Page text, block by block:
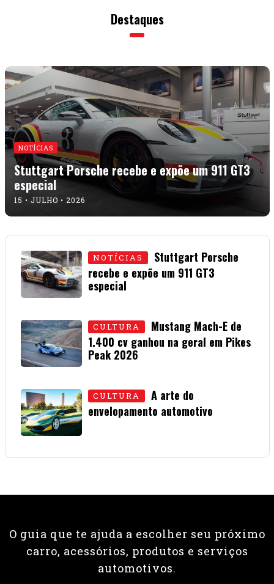
Destaques
NOTÍCIAS
Stuttgart Porsche recebe e expõe um 911 GT3
especial
15 • JULHO • 2026
NOTÍCIAS
Stuttgart Porsche
recebe e expõe um 911 GT3
especial
CULTURA
Mustang Mach-E de
1.400 cv ganhou na geral em Pikes
Peak 2026
CULTURA
A arte do
envelopamento automotivo
O guia que te ajuda a escolher seu próximo
carro, acessórios, produtos e serviços
automotivos.